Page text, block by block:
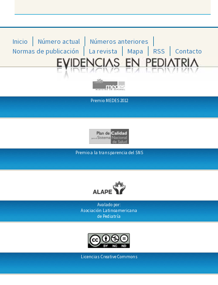
Inicio Número actual
Números anteriores
Normas de publicación
La revista Mapa RSS Contacto
Premio MEDES 2012
Premio a la transparencia del SNS
Avalado por:
Asociación Latinoamericana
de Pediatría
Licencias Creative Commons